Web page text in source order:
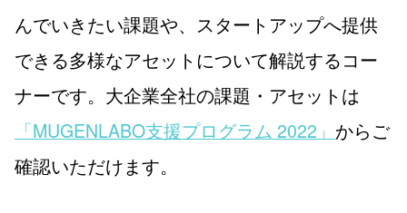
んでいきたい課題や、スタートアップへ提供
できる多様なアセットについて解説するコー
ナーです。大企業全社の課題・アセットは
「MUGENLABO支援プログラム 2022」 からご
確認いただけます。